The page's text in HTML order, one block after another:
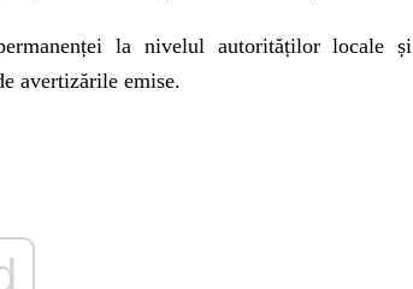
la nivelul autorităților locale și
avertizările emise.